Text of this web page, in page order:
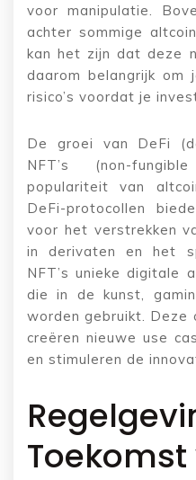
voor manipulatie.
achter sommige
kan het zijn dat deze
daarom belangrijk
risico’s voordat je
De groei van DeFi
NFT’s (non-
populariteit van
DeFi-protocollen
voor het verstrekken
in derivaten en het
NFT’s unieke digitale
die in de kunst,
worden gebruikt. Deze
creëren nieuwe use
en stimuleren de